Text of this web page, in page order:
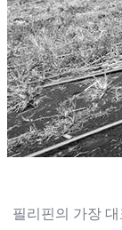
필리핀의 가장